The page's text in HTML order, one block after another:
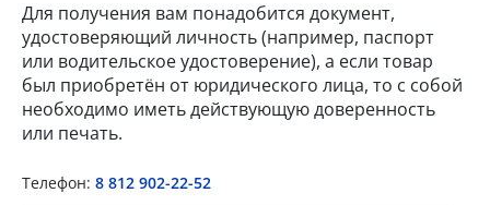
Для получения вам понадобится документ,
удостоверяющий личность (например, паспорт
или водительское удостоверение), а если товар
был приобретён от юридического лица, то с собой
необходимо иметь действующую доверенность
или печать.
Телефон: 8 812 902-22-52
Popup Title